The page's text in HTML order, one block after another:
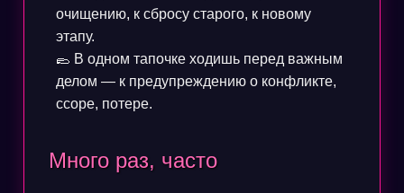
очищению, к сбросу старого, к новому
этапу.
🥿 В одном тапочке ходишь перед важным
делом — к предупреждению о конфликте,
ссоре, потере.
Много раз, часто